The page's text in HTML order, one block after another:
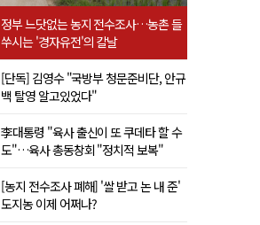
정부 느닷없는 농지 전수조사…농촌 들
쑤시는 '경자유전'의 칼날
[단독] 김영수 "국방부 청문준비단, 안규
백 탈영 알고있었다"
李대통령 "육사 출신이 또 쿠데타 할 수
도"…육사 총동창회 "정치적 보복"
[농지 전수조사 폐해] '쌀 받고 논 내 준'
도지농 이제 어쩌나?